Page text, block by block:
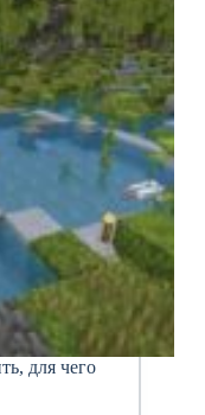
для чего